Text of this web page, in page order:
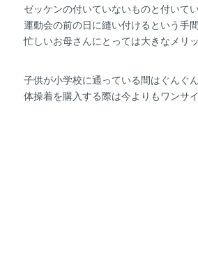
ゼッケンの付いていないものと付いて
運動会の前の日に縫い付けるという手
忙しいお母さんにとっては大きなメリ
子供が小学校に通っている間はぐんぐ
体操着を購入する際は今よりもワンサ